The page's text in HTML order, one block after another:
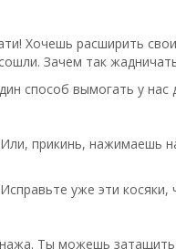
Хочешь расширить
Зачем так
способ вымогать у нас
прикинь, нажимаешь
уже эти косяки,
Ты можешь затащить